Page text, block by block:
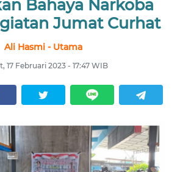
Bahaya Narkoba
Jumat Curhat
Ali Hasmi - Utama
17 Februari 2023 - 17:47 WIB